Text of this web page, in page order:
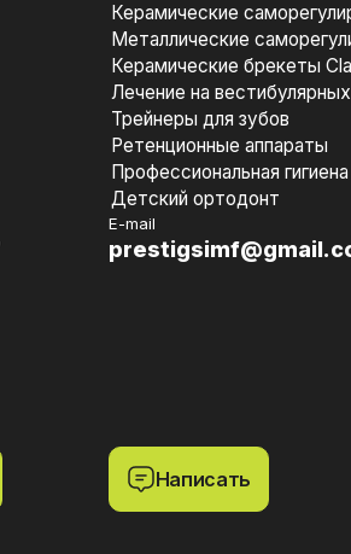
Керамические
Металлические
Керамические брекеты
Лечение на
Трейнеры для зубов
Ретенционные аппараты
Профессиональная
Детский ортодонт
E-mail
Написать